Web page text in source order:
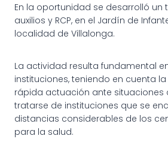
En la oportunidad se desarrolló un
auxilios y RCP, en el Jardín de
localidad de Villalonga.
La actividad resulta fundamental
instituciones, teniendo en cuenta
rápida actuación ante situaciones
tratarse de instituciones que se
distancias considerables de los
para la salud.